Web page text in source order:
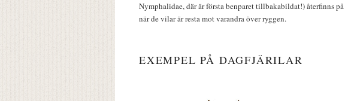
Nymphalidae, där är första benparet tillbakabildat!) återfinns
när de vilar är resta mot varandra över ryggen.
EXEMPEL PÅ DAGFJÄRILAR